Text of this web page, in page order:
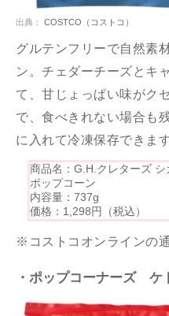
出典： COSTCO（コストコ）
グルテンフリーで自然素
ン。チェダーチーズとキ
て、甘じょっぱい味がク
で、食べきれない場合も
に入れて冷凍保存できます
商品名：G.H.クレターズ
ポップコーン
内容量：737g
価格：1,298円（税込）
※コストコオンラインの
・ポップコーナーズ ケ